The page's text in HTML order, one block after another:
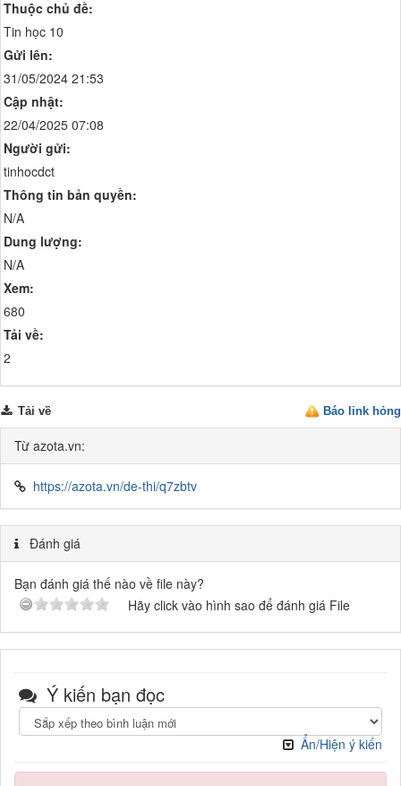
Thuộc chủ đề:
Tin học 10
Gửi lên:
31/05/2024 21:53
Cập nhật:
22/04/2025 07:08
Người gửi:
tinhocdct
Thông tin bản quyền:
N/A
Dung lượng:
N/A
Xem:
680
Tải về:
2
Báo link hỏng
Tải về
Từ azota.vn:
https://azota.vn/de-thi/q7zbtv
Đánh giá
Bạn đánh giá thế nào về file này?
Hãy click vào hình sao để đánh giá File
Ý kiến bạn đọc
Ẩn/Hiện ý kiến